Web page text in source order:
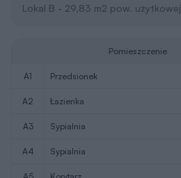
Lokal B - 29,83 m2 pow. użytkowej
Pomieszczenie
A1 przedsionek
A2 łazienka
A3 sypialnia
A4 sypialnia